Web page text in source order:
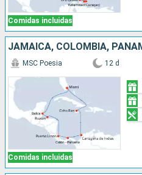
Comidas incluidas
Comidas incluidas
MSC Poesia 12 d